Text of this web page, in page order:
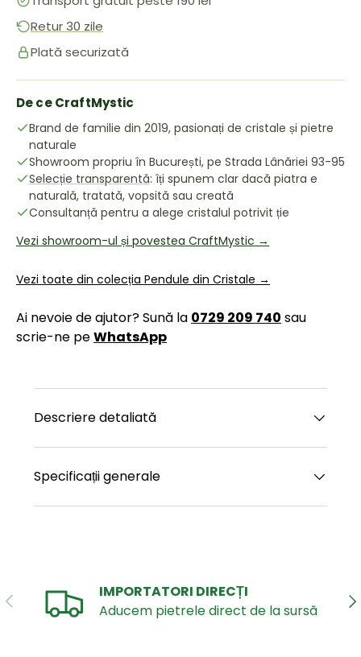
Retur 30 zile
Plată securizată
De ce CraftMystic
Brand de familie din 2019, pasionați de cristale și pietre
naturale
Showroom propriu în București, pe Strada Lânăriei 93-95
Selecție transparentă: îți spunem clar dacă piatra e
naturală, tratată, vopsită sau creată
Consultanță pentru a alege cristalul potrivit ție
Vezi showroom-ul și povestea CraftMystic →
Vezi toate din colecția Pendule din Cristale →
Ai nevoie de ajutor? Sună la 0729 209 740 sau
scrie-ne peWhatsApp
Descriere detaliată
Specificații generale
ANTERIOR
IMPORTATORI DIRECȚI
Aducem pietrele direct de la sursă